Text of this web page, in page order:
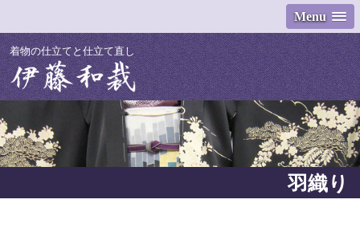
Menu
着物の仕立てと仕立て直し
羽織り